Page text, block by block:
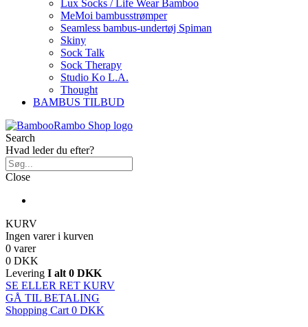
Lux Socks / Life Wear Bamboo
MeMoi bambusstrømper
Seamless bambus-undertøj Spiman
Skiny
Sock Talk
Sock Therapy
Studio Ko L.A.
Thought
BAMBUS TILBUD
Search
Hvad leder du efter?
Close
KURV
Ingen varer i kurven
0 varer
0 DKK
Levering I alt 0 DKK
SE ELLER RET KURV
GÅ TIL BETALING
Shopping Cart 0 DKK